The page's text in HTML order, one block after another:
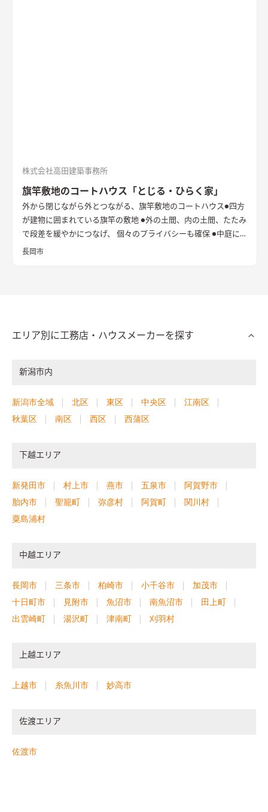
株式会社高田建築事務所
旗竿敷地のコートハウス「とじる・ひらく家」
外から閉じながら外とつながる、旗竿敷地のコートハウス●四方
が建物に囲まれている旗竿の敷地 ●外の土間、内の土間、たたみ
で段差を緩やかにつなげ、 個々のプライバシーも確保 ●中庭に
立てた純白の壁は、光と風を拡散し内へと届ける
長岡市
エリア別に工務店・ハウスメーカーを探す
新潟市内
新潟市全域 北区 東区 中央区
江南区
秋葉区
南区 西区 西蒲区
下越エリア
新発田市 村上市 燕市 五泉市
阿賀野市
胎内市
聖籠町 弥彦村 阿賀町
関川村
粟島浦村
中越エリア
長岡市 三条市 柏崎市 小千谷市
加茂市
十日町市
見附市 魚沼市 南魚沼市
田上町
出雲崎町
湯沢町 津南町 刈羽村
上越エリア
上越市 糸魚川市 妙高市
佐渡エリア
佐渡市